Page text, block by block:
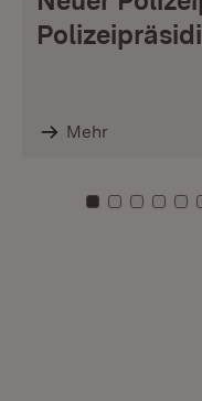
Mehr
Zu Kachel:
ZuZuZu